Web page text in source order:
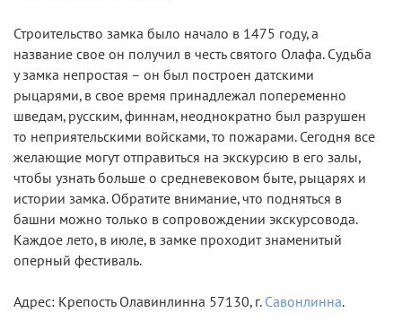
Строительство замка было начало в 1475 году, а
название свое он получил в честь святого Олафа. Судьба
у замка непростая – он был построен датскими
рыцарями, в свое время принадлежал попеременно
шведам, русским, финнам, неоднократно был разрушен
то неприятельскими войсками, то пожарами. Сегодня все
желающие могут отправиться на экскурсию в его залы,
чтобы узнать больше о средневековом быте, рыцарях и
истории замка. Обратите внимание, что подняться в
башни можно только в сопровождении экскурсовода.
Каждое лето, в июле, в замке проходит знаменитый
оперный фестиваль.
Адрес: Крепость Олавинлинна 57130, г. Савонлинна.